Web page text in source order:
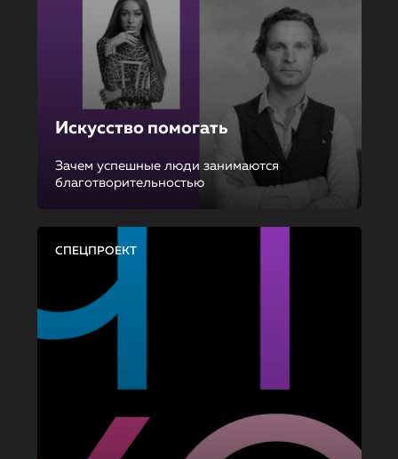
Искусство помогать
Зачем успешные люди занимаются
благотворительностью
СПЕЦПРОЕКТ